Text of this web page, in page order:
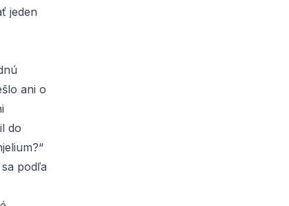
jeden
ani o
do
podľa